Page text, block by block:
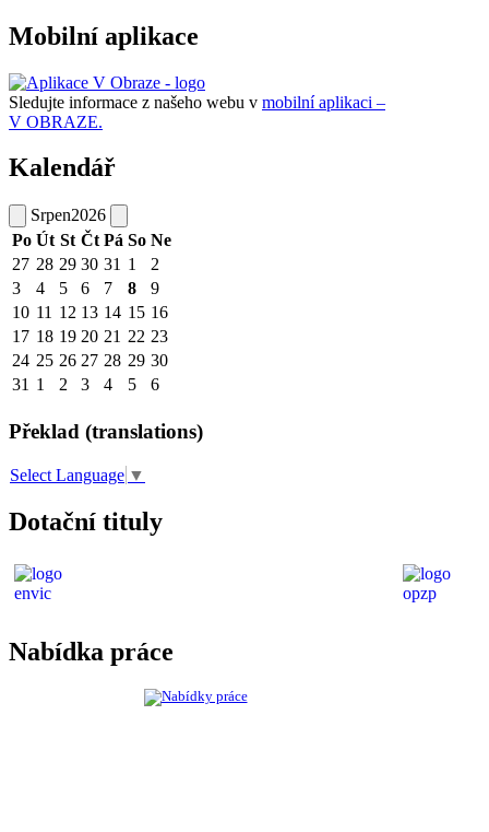
Mobilní aplikace
Sledujte informace z našeho webu v mobilní aplikaci –
V OBRAZE.
Kalendář
Srpen2026
Po Út St Čt Pá So Ne
27 28 29 30 31 1
2
3
4 5 6 7 8
9
10 11 12 13 14 15 16
17 18 19 20 21 22 23
24 25 26 27 28 29 30
31 1 2 3 4 5 6
Překlad (translations)
Select Language ▼
Dotační tituly
Nabídka práce